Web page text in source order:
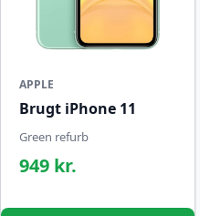
APPLE
Brugt iPhone 11
Green refurb
949 kr.